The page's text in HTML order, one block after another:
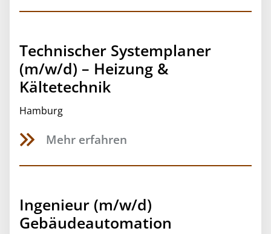
Technischer Systemplaner
(m/w/d) – Heizung &
Kältetechnik
Hamburg
Mehr erfahren
Ingenieur (m/w/d)
Gebäudeautomation